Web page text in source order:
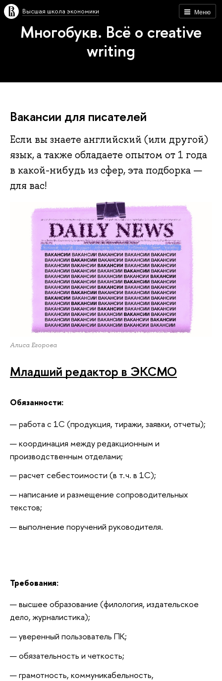
Меню
Высшая школа экономики
Многобукв. Всё о creative
writing
Вакансии для писателей
Если вы знаете английский (или другой)
язык, а также обладаете опытом от 1 года
в какой-нибудь из сфер, эта подборка —
для вас!
Алиса Егорова
Младший редактор в ЭКСМО
Обязанности:
работа с 1С (продукция, тиражи, заявки, отчеты);
координация между редакционным и
производственным отделами;
расчет себестоимости (в т. ч. в 1С);
написание и размещение сопроводительных
текстов;
выполнение поручений руководителя.
Требования:
высшее образование (филология, издательское
дело, журналистика);
уверенный пользователь ПК;
обязательность и четкость;
грамотность, коммуникабельность,